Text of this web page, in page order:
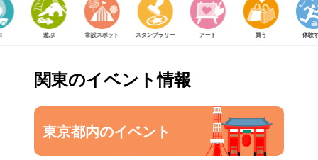
常設スポット スタンプラリー 体験する
関東のイベント情報
東京都内のイベント